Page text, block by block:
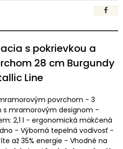
s pokrievkou a
28 cm Burgundy
Line
povrchom - 3
s mramorovým designom -
2,1 l - ergonomická mäkčená
- Výborná tepelná vodivosť -
až 35% energie - Vhodné na